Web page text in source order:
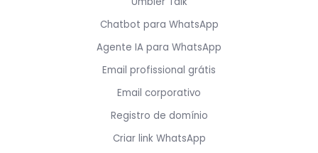
Chatbot para WhatsApp
Agente IA para WhatsApp
Email profissional grátis
Email corporativo
Registro de domínio
Criar link WhatsApp